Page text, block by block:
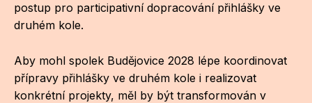
postup pro participativní dopracování přihlášky ve
druhém kole.
Aby mohl spolek Budějovice 2028 lépe koordinovat
přípravy přihlášky ve druhém kole i realizovat
konkrétní projekty, měl by být transformován v